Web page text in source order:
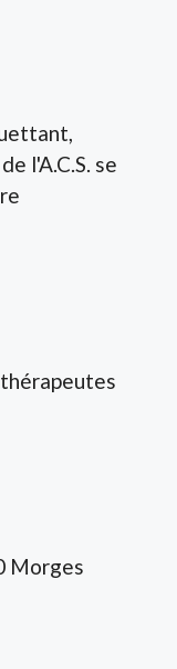
l'A.C.S. se
Morges